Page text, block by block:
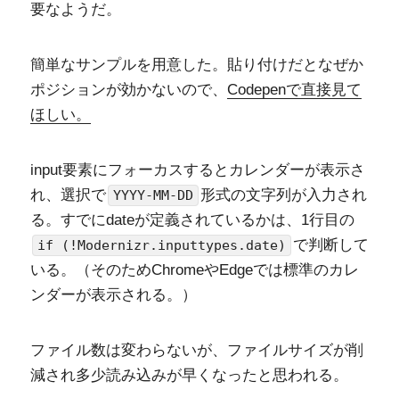
要なようだ。
簡単なサンプルを用意した。貼り付けだとなぜか
ポジションが効かないので、 Codepenで直接見て
ほしい。
input要素にフォーカスするとカレンダーが表示さ
れ、選択で YYYY-MM-DD 形式の文字列が入力され
る。すでにdateが定義されているかは、1行目の
if (!Modernizr.inputtypes.date)
で判断して
いる。（そのためChromeやEdgeでは標準のカレ
ンダーが表示される。）
ファイル数は変わらないが、ファイルサイズが削
減され多少読み込みが早くなったと思われる。